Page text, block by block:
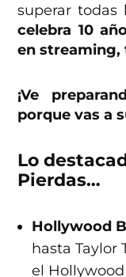
superar todas
celebra 10
en streaming,
¡Ve
porque vas a
Lo
Pierdas…
Hollywood
hasta Taylor
el